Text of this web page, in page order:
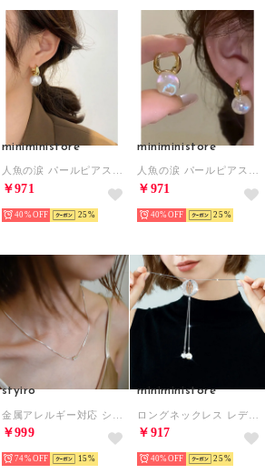
miniministore
人魚の涙 パールピアス レディース 上品 （ゴールド系1*ホワイト）
￥971
40% 25
miniministore
人魚の涙 パールピアス レディース 上品
￥971
40% 25
styiro
￥999
74% 15
miniministore
￥917
40% 25